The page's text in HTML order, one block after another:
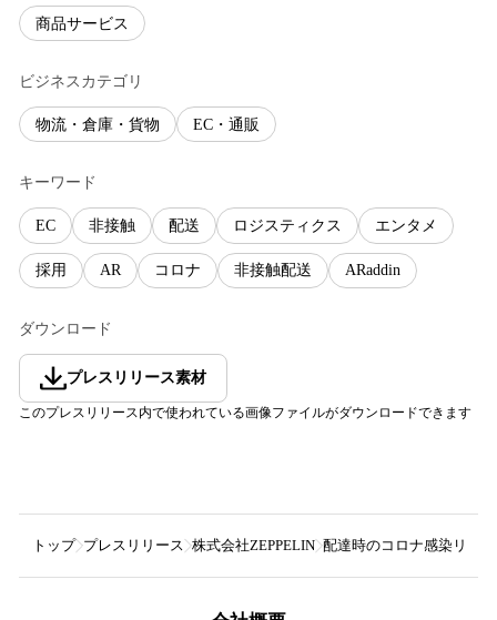
商品サービス
ビジネスカテゴリ
物流・倉庫・貨物 EC・通販
キーワード
EC 非接触 配送 ロジスティクス エンタメ
採用 AR コロナ 非接触配送 ARaddin
ダウンロード
プレスリリース素材
このプレスリリース内で使われている画像ファイルがダウンロードできます
トップ プレスリリース 株式会社ZEPPELIN 配達時のコロナ感染リス